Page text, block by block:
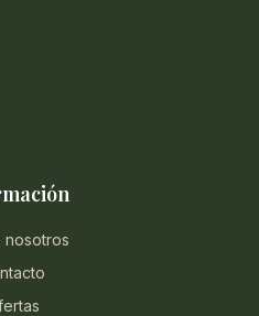
nosotros